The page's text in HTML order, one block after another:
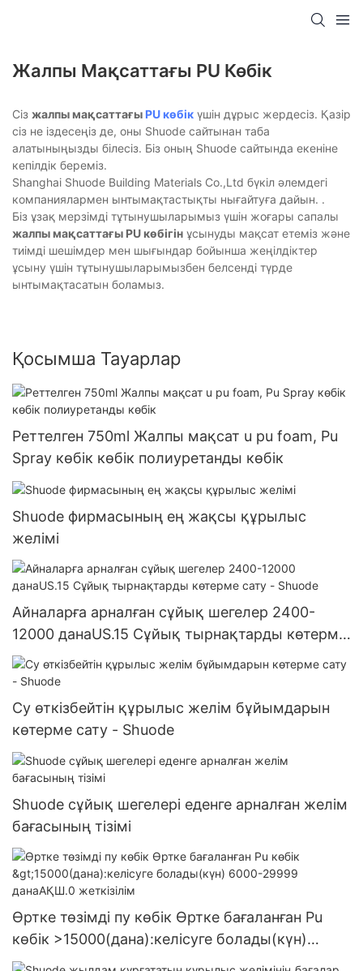
Жалпы Мақсаттағы PU Көбік
Сіз жалпы мақсаттағы PU көбік үшін дұрыс жердесіз. Қазір
сіз не іздесеңіз де, оны Shuode сайтынан таба
алатыныңызды білесіз. Біз оның Shuode сайтында екеніне
кепілдік береміз.
Shanghai Shuode Building Materials Co.,Ltd бүкіл әлемдегі
компаниялармен ынтымақтастықты нығайтуға дайын. .
Біз ұзақ мерзімді тұтынушыларымыз үшін жоғары сапалы
жалпы мақсаттағы PU көбігін ұсынуды мақсат етеміз және
тиімді шешімдер мен шығындар бойынша жеңілдіктер
ұсыну үшін тұтынушыларымызбен белсенді түрде
ынтымақтасатын боламыз.
Қосымша Тауарлар
Реттелген 750ml Жалпы мақсат u pu foam, Pu
Spray көбік көбік полиуретанды көбік
Shuode фирмасының ең жақсы құрылыс
желімі
Айналарға арналған сұйық шегелер 2400-
12000 данаUS.15 Сұйық тырнақтарды көтерме
сату - Shuode
Су өткізбейтін құрылыс желім бұйымдарын
көтерме сату - Shuode
Shuode сұйық шегелері еденге арналған желім
бағасының тізімі
Өртке төзімді пу көбік Өртке бағаланған Pu
көбік >15000(дана):келісуге болады(күн)
6000-29999 данаАҚШ.0 жеткізілім